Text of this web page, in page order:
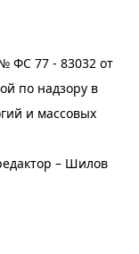
ФС 77 - 83032 от
по надзору в
и массовых
– Шилов